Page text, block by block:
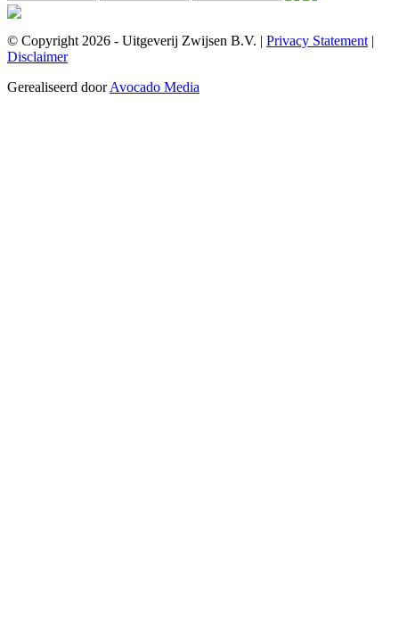
© Copyright 2026 - Uitgeverij Zwijsen B.V. | Privacy Statement |
Disclaimer
Gerealiseerd doorAvocado Media